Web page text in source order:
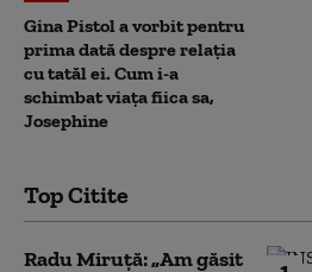
Gina Pistol a vorbit pentru
prima dată despre relația
cu tatăl ei. Cum i-a
schimbat viața fiica sa,
Josephine
Top Citite
Radu Miruță: „Am găsit